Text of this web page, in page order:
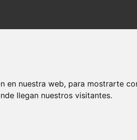
en nuestra web, para mostrarte
llegan nuestros visitantes.
película